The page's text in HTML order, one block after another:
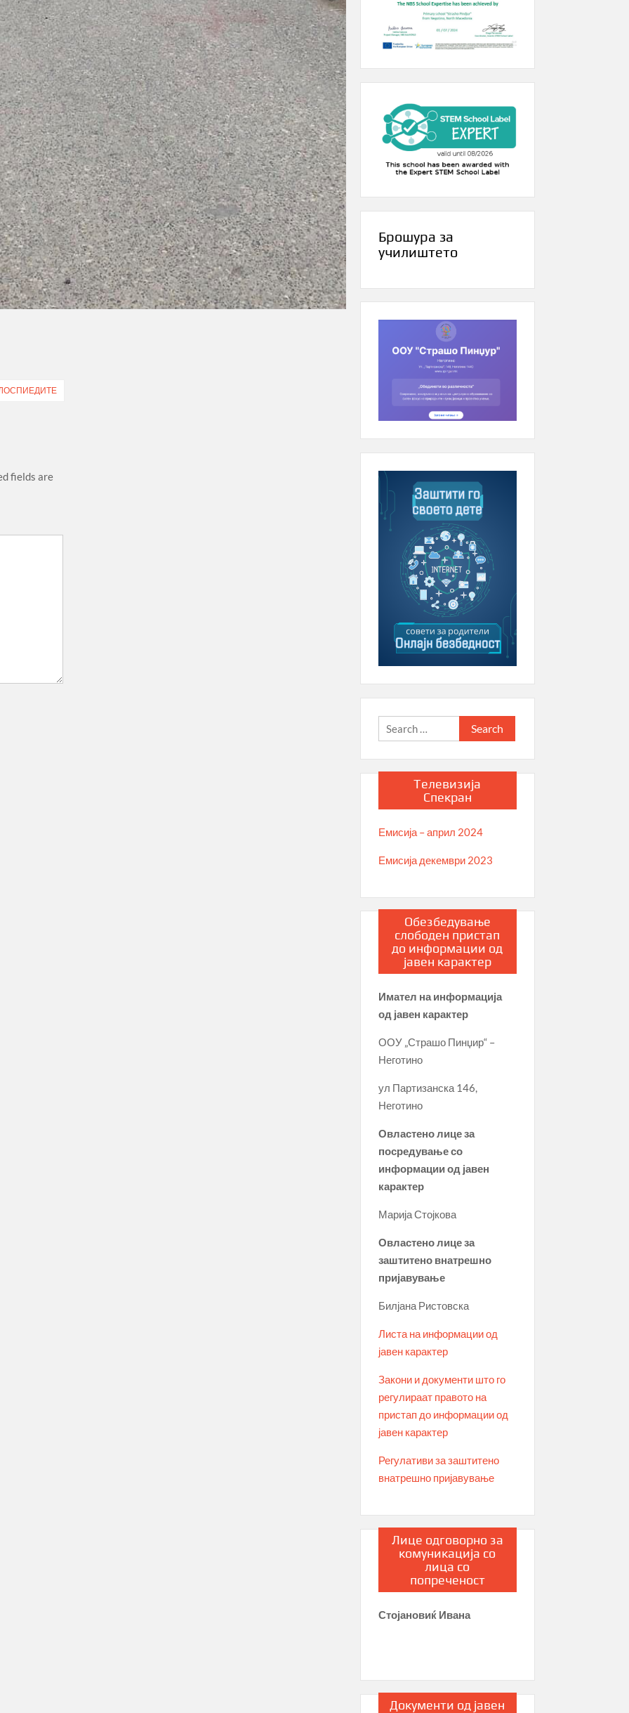
fields are
Брошура за
училиштето
Search
for:
Телевизија
Спекран
Емисија – април 2024
Емисија декември 2023
Обезбедување
слободен пристап
до информации од
јавен карактер
Имател на информација
од јавен карактер
ООУ „Страшо Пинџир“ –
Неготино
ул Партизанска 146,
Неготино
Овластено лице за
посредување со
информации од јавен
карактер
Марија Стојкова
Овластено лице за
заштитено внатрешно
пријавување
Билјана Ристовска
Листа на информации од
јавен карактер
Закони и документи што го
регулираат правото на
пристап до информации од
јавен карактер
Регулативи за заштитено
внатрешно пријавување
Лице одговорно за
комуникација со
лица со
попреченост
Стојановиќ Ивана
Документи од јавен